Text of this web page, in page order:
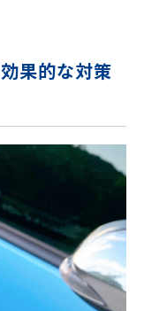
果的な対策